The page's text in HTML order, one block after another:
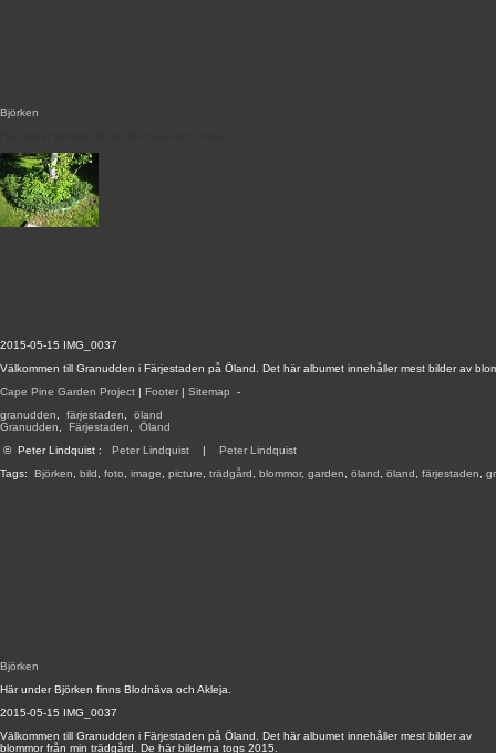
2015-05-15 IMG_0037
Välkommen till Granudden i Färjestaden på Öland. Det här albumet innehåller mest bilder av
Cape Pine Garden Project | Footer | Sitemap -
granudden
färjestaden
öland
Granudden
Färjestaden
Öland
© Peter Lindquist : Peter Lindquist | Peter Lindquist
Tags: Björken bild foto image picture trädgård blommor, garden öland öland färjestaden
Björken
Björken
Här under Björken finns Blodnäva och Akleja.
2015-05-15 IMG_0037
Välkommen till Granudden i Färjestaden på Öland. Det här albumet innehåller mest bilder av
blommor från min trädgård. De här bilderna togs 2015.